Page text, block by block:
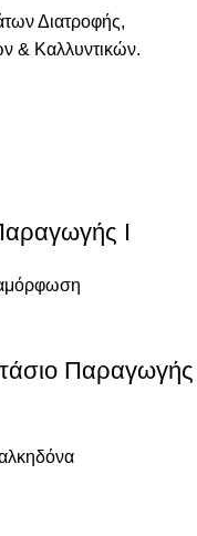
Διατροφής,
& Καλλυντικών.
Ι
Παραγωγής